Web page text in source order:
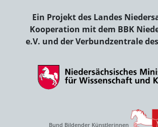
Ein Projekt des Landes
Kooperation mit dem BBK
e.V. und der Verbundzentrale des
Bund Bildender Künstlerinnen